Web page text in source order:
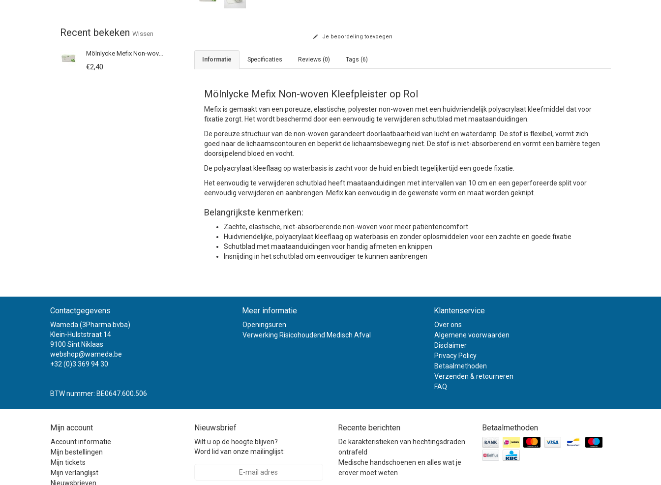
Recent bekeken Wissen
Mölnlycke Mefix Non-woven Kleefpleister op Rol
€2,40
Je beoordeling toevoegen
Informatie Specificaties Reviews (0) Tags (6)
Mölnlycke Mefix Non-woven Kleefpleister op Rol
Mefix is gemaakt van een poreuze, elastische, polyester non-woven met een huidvriendelijk polyacrylaat kleefmiddel dat voor
fixatie zorgt. Het wordt beschermd door een eenvoudig te verwijderen schutblad met maataanduidingen.
De poreuze structuur van de non-woven garandeert doorlaatbaarheid van lucht en waterdamp. De stof is flexibel, vormt zich
goed naar de lichaamscontouren en beperkt de lichaamsbeweging niet. De stof is niet-absorberend en vormt een barrière tegen
doorsijpelend bloed en vocht.
De polyacrylaat kleeflaag op waterbasis is zacht voor de huid en biedt tegelijkertijd een goede fixatie.
Het eenvoudig te verwijderen schutblad heeft maataanduidingen met intervallen van 10 cm en een geperforeerde split voor
eenvoudig verwijderen en aanbrengen. Mefix kan eenvoudig in de gewenste vorm en maat worden geknipt.
Belangrijkste kenmerken:
Zachte, elastische, niet-absorberende non-woven voor meer patiëntencomfort
Huidvriendelijke, polyacrylaat kleeflaag op waterbasis en zonder oplosmiddelen voor een zachte en goede fixatie
Schutblad met maataanduidingen voor handig afmeten en knippen
Insnijding in het schutblad om eenvoudiger te kunnen aanbrengen
Contactgegevens
Wameda (3Pharma bvba)
Klein-Hulststraat 14
9100 Sint Niklaas
webshop@wameda.be
+32 (0)3 369 94 30
BTW nummer: BE0647.600.506
Meer informatie
Openingsuren
Verwerking Risicohoudend Medisch Afval
Klantenservice
Over ons
Algemene voorwaarden
Disclaimer
Privacy Policy
Betaalmethoden
Verzenden & retourneren
FAQ
Mijn account
Account informatie
Mijn bestellingen
Mijn tickets
Mijn verlanglijst
Nieuwsbrieven
Nieuwsbrief
Wilt u op de hoogte blijven?
Word lid van onze mailinglijst:
Recente berichten
De karakteristieken van hechtingsdraden
ontrafeld
Medische handschoenen en alles wat je
erover moet weten
Betaalmethoden